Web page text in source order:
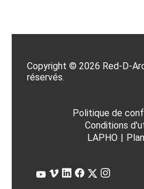
Copyright © 2026 Red-D-
réservés.
Politique de
Conditions
LAPHO |